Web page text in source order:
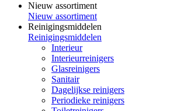
Nieuw assortiment
Nieuw assortiment
Reinigingsmiddelen
Reinigingsmiddelen
Interieur
Interieurreinigers
Glasreinigers
Sanitair
Dagelijkse reinigers
Periodieke reinigers